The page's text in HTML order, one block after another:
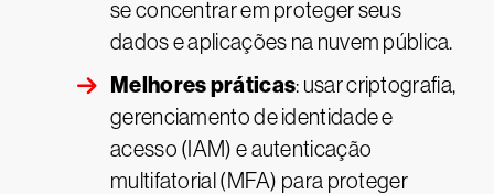
se concentrar em proteger seus
dados e aplicações na nuvem pública.
Melhores práticas: usar criptografia,
gerenciamento de identidade e
acesso (IAM) e autenticação
multifatorial (MFA) para proteger